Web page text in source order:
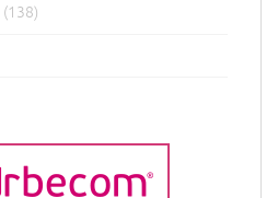
(138)